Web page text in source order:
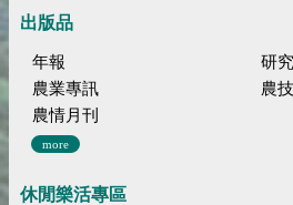
出版品
年報
研
農業專訊
農
農情月刊
more
休閒樂活專區